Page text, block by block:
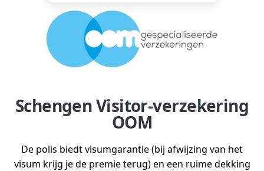
Schengen Visitor-verzekering
OOM
De polis biedt visumgarantie (bij afwijzing van het
visum krijg je de premie terug) en een ruime dekking